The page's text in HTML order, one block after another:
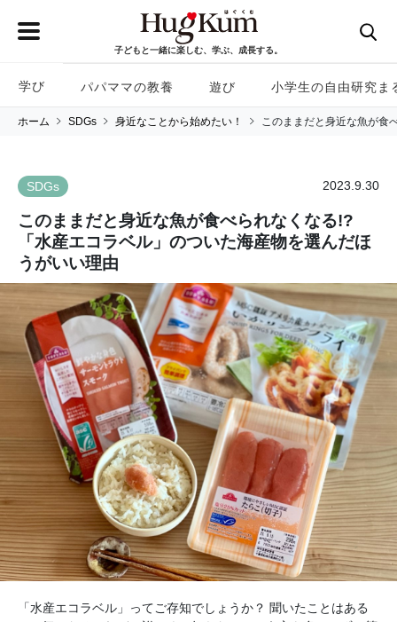
子どもと一緒に楽しむ、学ぶ、成長する。
学び パパママの教養 遊び 小学生の自由研究ま
ホーム SDGs 身近なことから始めたい！ このままだと身近な魚が食
SDGs 2023.9.30
このままだと身近な魚が食べられなくなる!?
「水産エコラベル」のついた海産物を選んだほ
うがいい理由
「水産エコラベル」ってご存知でしょうか？ 聞いたことはある